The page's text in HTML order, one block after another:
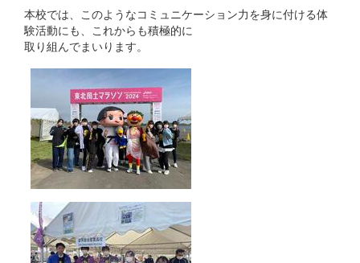
本校では、このようなコミュニケーション力を身に付ける体
験活動にも、これからも積極的に
取り組んでまいります。